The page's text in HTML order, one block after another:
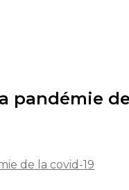
pandémie
de la covid-19